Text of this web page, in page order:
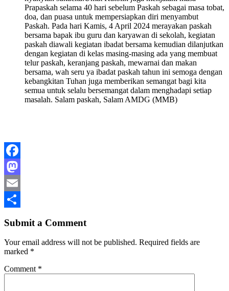
Prapaskah selama 40 hari sebelum Paskah sebagai masa tobat,
doa, dan puasa untuk mempersiapkan diri menyambut
Paskah. Pada hari Kamis, 4 April 2024 merayakan paskah
bersama bapak ibu guru dan karyawan di sekolah, kegiatan
paskah diawali kegiatan ibadat bersama kemudian dilanjutkan
dengan kegiatan di kelas masing-masing ada yang membuat
telur paskah, keranjang paskah, mewarnai dan makan
bersama, wah seru ya ibadat paskah tahun ini semoga dengan
kebangkitan Tuhan juga memberikan semangat bagi kita
semua untuk selalu bersemangat dalam menghadapi setiap
masalah. Salam paskah, Salam AMDG (MMB)
Facebook
Mastodon
Email
Submit a Comment
Your email address will not be published. Required fields are
marked *
Comment *